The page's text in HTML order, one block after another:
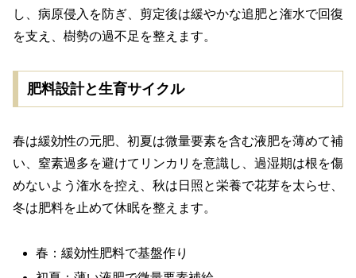
し、病原侵入を防ぎ、剪定後は緩やかな追肥と潅水で回復
を支え、樹勢の過不足を整えます。
肥料設計と生育サイクル
春は緩効性の元肥、初夏は微量要素を含む液肥を薄めて補
い、窒素過多を避けてリンカリを意識し、過湿期は根を傷
めないよう潅水を控え、秋は日照と栄養で花芽を太らせ、
冬は肥料を止めて休眠を整えます。
春：緩効性肥料で基盤作り